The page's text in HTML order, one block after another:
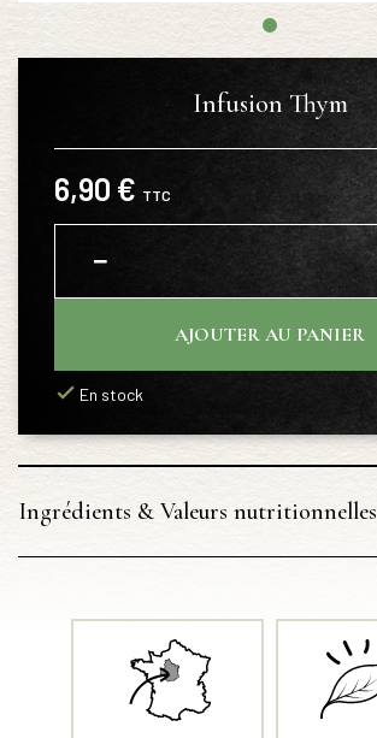
Infusion Thym
6,90 € TTC
−
AJOUTER AU PANIER
En stock
Ingrédients & Valeurs nutritionnelles